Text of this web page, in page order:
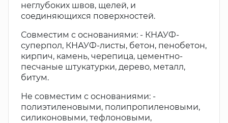
неглубоких швов, щелей, и
соединяющихся поверхностей.
Совместим с основаниями: - КНАУФ-
суперпол, КНАУФ-листы, бетон, пенобетон,
кирпич, камень, черепица, цементно-
песчаные штукатурки, дерево, металл,
битум.
Не совместим с основаниями: -
полиэтиленовыми, полипропиленовыми,
силиконовыми, тефлоновыми,